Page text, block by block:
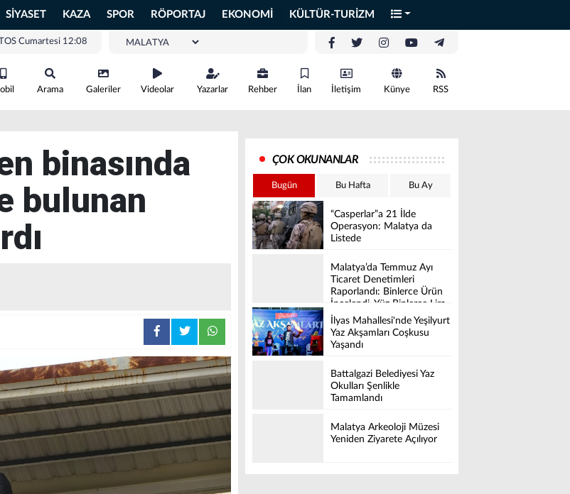
SİYASET KAZA SPOR RÖPORTAJ EKONOMİ KÜLTÜR-TURİZM
Cumartesi 12:08
Arama Galeriler Videolar Yazarlar Rehber İlan İletişim Künye RSS
binasında
bulunan
ÇOK OKUNANLAR
Bugün Bu Hafta Bu Ay
“Casperlar”a 21 İlde
Operasyon: Malatya da
Listede
Malatya’da Temmuz Ayı
Ticaret Denetimleri
Raporlandı: Binlerce Ürün
İncelendi, Yüz Binlerce Lira
Cez Kesildi
İlyas Mahallesi'nde Yeşilyurt
Yaz Akşamları Coşkusu
Yaşandı
Battalgazi Belediyesi Yaz
Okulları Şenlikle
Tamamlandı
Malatya Arkeoloji Müzesi
Yeniden Ziyarete Açılıyor